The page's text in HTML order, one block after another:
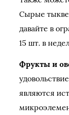
Сырые
давайте в
15 шт. в
Фрукты и
являются